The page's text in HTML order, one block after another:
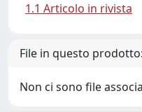
1.1 Articolo in rivista
File in questo prodotto:
Non ci sono file